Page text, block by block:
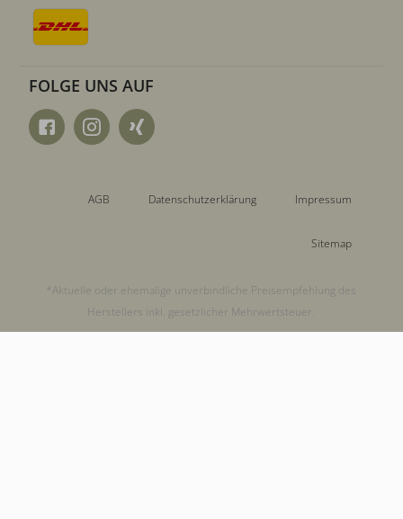
FOLGE UNS AUF
AGB Datenschutzerklärung Impressum
Sitemap
*Aktuelle oder ehemalige unverbindliche Preisempfehlung des
Herstellers inkl. gesetzlicher Mehrwertsteuer.